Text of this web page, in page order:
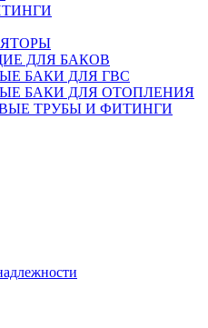
ДЛЯ БАКОВ
БАКИ ДЛЯ ГВС
БАКИ ДЛЯ ОТОПЛЕНИЯ
ТРУБЫ И ФИТИНГИ